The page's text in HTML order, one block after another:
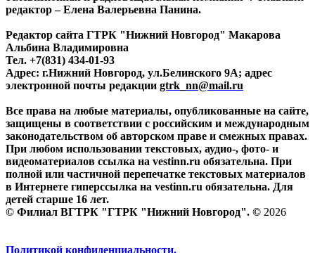
редактор – Елена Валерьевна Панина.
Редактор сайта ГТРК "Нижний Новгород" Макарова
Альбина Владимировна
Тел. +7(831) 434-01-93
Адрес: г.Нижний Новгород, ул.Белинского 9А; адрес
электронной почты редакции gtrk_nn@mail.ru
Все права на любые материалы, опубликованные на сайте,
защищены в соответствии с российским и международным
законодательством об авторском праве и смежных правах.
При любом использовании текстовых, аудио-, фото- и
видеоматериалов ссылка на vestinn.ru обязательна. При
полной или частичной перепечатке текстовых материалов
в Интернете гиперссылка на vestinn.ru обязательна. Для
детей старше 16 лет.
© Филиал ВГТРК "ГТРК "Нижний Новгород". © 2026
Политикой конфиденциальности.